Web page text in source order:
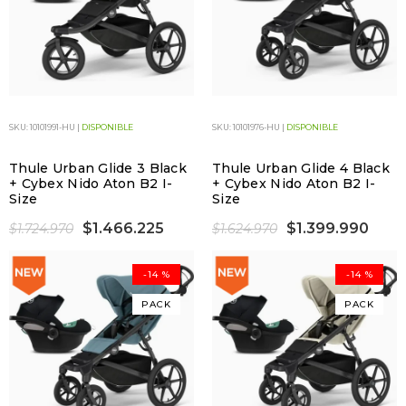
SKU: 10101991-HU | DISPONIBLE
Thule Urban Glide 3 Black
+ Cybex Nido Aton B2 I-
Size
$1.724.970
$1.466.225
SKU: 10101976-HU | DISPONIBLE
Thule Urban Glide 4 Black
+ Cybex Nido Aton B2 I-
Size
$1.624.970
$1.399.990
-14 %
PACK
-14 %
PACK